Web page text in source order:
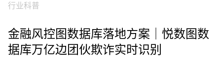
行业科普
金融风控图数据库落地方案｜悦数图数
据库万亿边团伙欺诈实时识别